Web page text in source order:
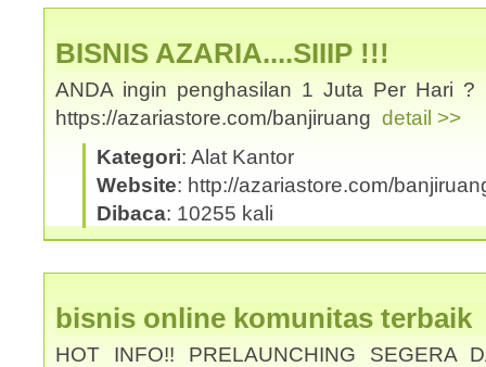
BISNIS AZARIA....SIIIP !!!
ANDA ingin penghasilan 1 Juta Per Hari ?
https://azariastore.com/banjiruang detail >>
Kategori: Alat Kantor
Website: http://azariastore.com/
Dibaca: 10255 kali
bisnis online komunitas terbaik
HOT INFO!! PRELAUNCHING SEGERA